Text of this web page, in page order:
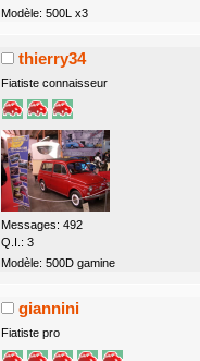
Modèle: 500L x3
thierry34
Fiatiste connaisseur
Messages: 492
Q.I.: 3
Modèle: 500D gamine
giannini
Fiatiste pro